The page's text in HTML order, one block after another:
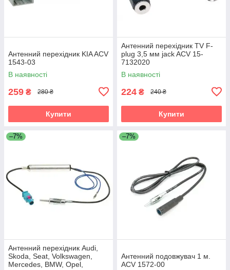
Антенний перехідник KIA ACV
1543-03
В наявності
259 ₴ 280 ₴
Купити
Антенний перехідник TV F-
plug 3,5 мм jack ACV 15-
7132020
В наявності
224 ₴ 240 ₴
Купити
–7%
Антенний перехідник Audi,
Skoda, Seat, Volkswagen,
Mercedes, BMW, Opel,
–7%
Антенний подовжувач 1 м.
ACV 1572-00